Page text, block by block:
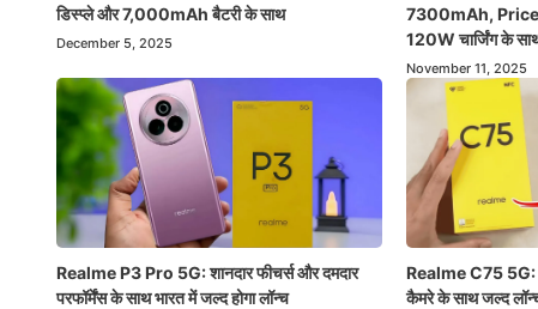
डिस्प्ले और 7,000mAh बैटरी के साथ
December 5, 2025
7300mAh,
120W चार्जिंग के
November 11, 2025
Realme P3 Pro 5G: शानदार फीचर्स और दमदार
परफॉर्मेंस के साथ भारत में जल्द होगा लॉन्च
Realme C75
कैमरे के साथ जल्द